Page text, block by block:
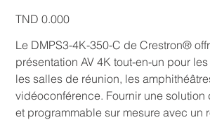
Price
TND 0.000
Le DMPS3-4K-350-C de Crestron®
présentation AV 4K tout-en-un pour
les salles de réunion, les
vidéoconférence. Fournir une
et programmable sur mesure avec un